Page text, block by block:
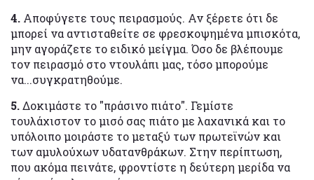
4. Αποφύγετε τους πειρασμούς. Αν ξέρετε ότι δε
μπορεί να αντισταθείτε σε φρεσκοψημένα μπισκότα,
μην αγοράζετε το ειδικό μείγμα. Όσο δε βλέπουμε
τον πειρασμό στο ντουλάπι μας, τόσο μπορούμε
να...συγκρατηθούμε.
5.Δοκιμάστε το "πράσινο πιάτο". Γεμίστε
τουλάχιστον το μισό σας πιάτο με λαχανικά και το
υπόλοιπο μοιράστε το μεταξύ των πρωτεϊνών και
των αμυλούχων υδατανθράκων. Στην περίπτωση,
που ακόμα πεινάτε, φροντίστε η δεύτερη μερίδα να